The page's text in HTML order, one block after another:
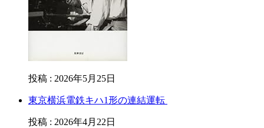
投稿 : 2026年5月25日
東京横浜電鉄キハ1形の連結運転
投稿 : 2026年4月22日